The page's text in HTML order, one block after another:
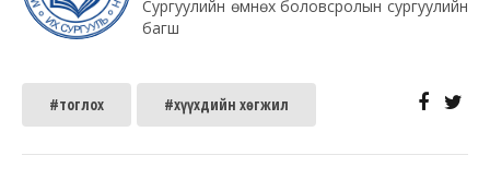
Сургуулийн өмнөх боловсролын сургуулийн
багш
#тоглох #хүүхдийн хөгжил